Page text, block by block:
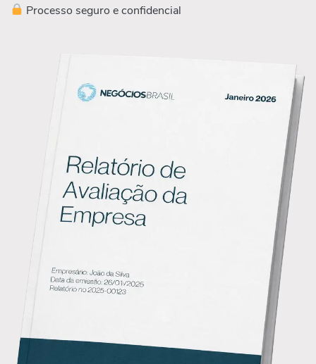
Processo seguro e confidencial